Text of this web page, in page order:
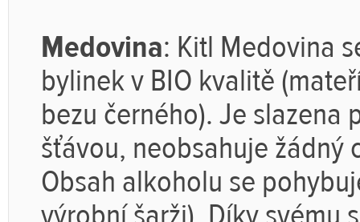
Medovina: Kitl Medovina
bylinek v BIO kvalitě
bezu černého). Je slazena
šťávou, neobsahuje žádný
Obsah alkoholu se